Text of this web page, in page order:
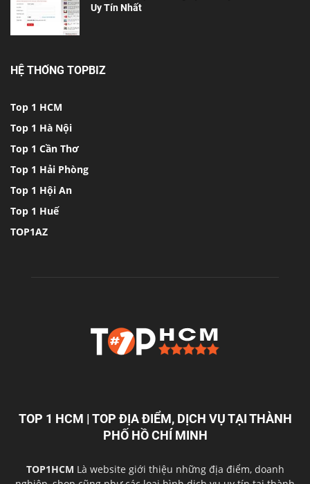
Uy Tín Nhất
HỆ THỐNG TOPBIZ
Top 1 HCM
Top 1 Hà Nội
Top 1 Cần Thơ
Top 1 Hải Phòng
Top 1 Hội An
Top 1 Huế
TOP1AZ
TOP 1 HCM | TOP ĐỊA ĐIỂM, DỊCH VỤ TẠI THÀNH
PHỐ HỒ CHÍ MINH
TOP1HCM Là website giới thiệu những địa điểm, doanh